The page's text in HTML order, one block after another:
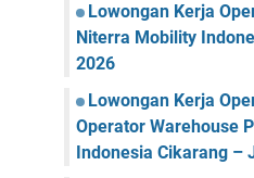
Lowongan Kerja
Niterra Mobility
2026
Lowongan Kerja
Operator Warehouse
Indonesia Cikarang –